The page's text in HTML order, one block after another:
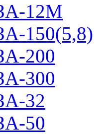
12М
150(5,8)
200
300
32
50